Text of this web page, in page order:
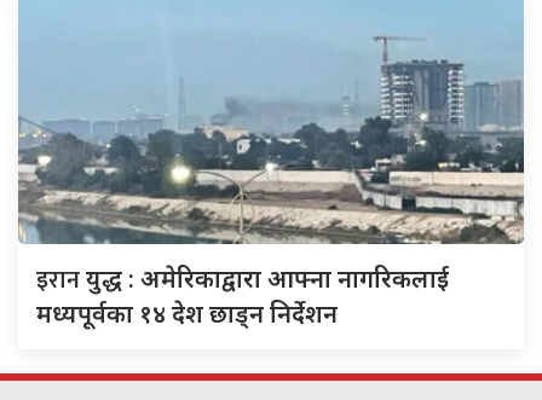
इरानयुद्ध : अमेरिकाद्वारा आफ्ना नागरिकलाई
मध्यपूर्वका १४ देश छाड्न निर्देशन